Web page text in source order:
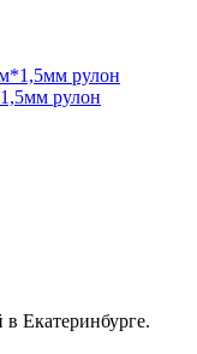
рулон
Екатеринбурге.